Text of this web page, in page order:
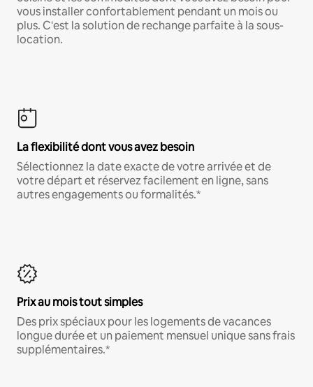
vous installer confortablement pendant un mois ou
plus. C'est la solution de rechange parfaite à la sous-
location.
La flexibilité dont vous avez besoin
Sélectionnez la date exacte de votre arrivée et de
votre départ et réservez facilement en ligne, sans
autres engagements ou formalités.*
Prix au mois tout simples
Des prix spéciaux pour les logements de vacances
longue durée et un paiement mensuel unique sans frais
supplémentaires.*